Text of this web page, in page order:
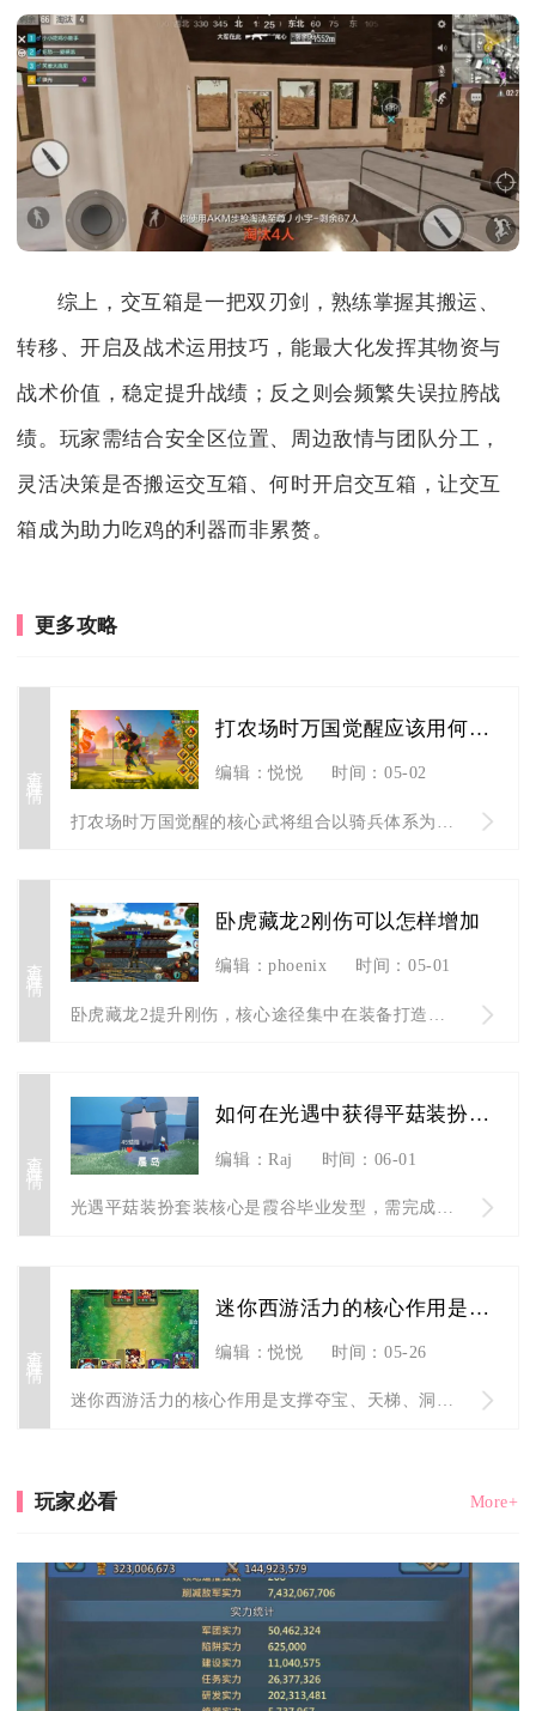
综上，交互箱是一把双刃剑，熟练掌握其搬运、
转移、开启及战术运用技巧，能最大化发挥其物资与
战术价值，稳定提升战绩；反之则会频繁失误拉胯战
绩。玩家需结合安全区位置、周边敌情与团队分工，
灵活决策是否搬运交互箱、何时开启交互箱，让交互
箱成为助力吃鸡的利器而非累赘。
更多攻略
查看详情
打农场时万国觉醒应该用何种武将
编辑：悦悦 时间：05-02
查看详情
卧虎藏龙2刚伤可以怎样增加
编辑：phoenix 时间：05-01
查看详情
如何在光遇中获得平菇装扮套装
编辑：Raj 时间：06-01
查看详情
迷你西游活力的核心作用是什么
编辑：悦悦 时间：05-26
迷你西游活力的核心作用是支撑夺宝、天梯、洞府灵穴争夺等关键P...
玩家必看 More+